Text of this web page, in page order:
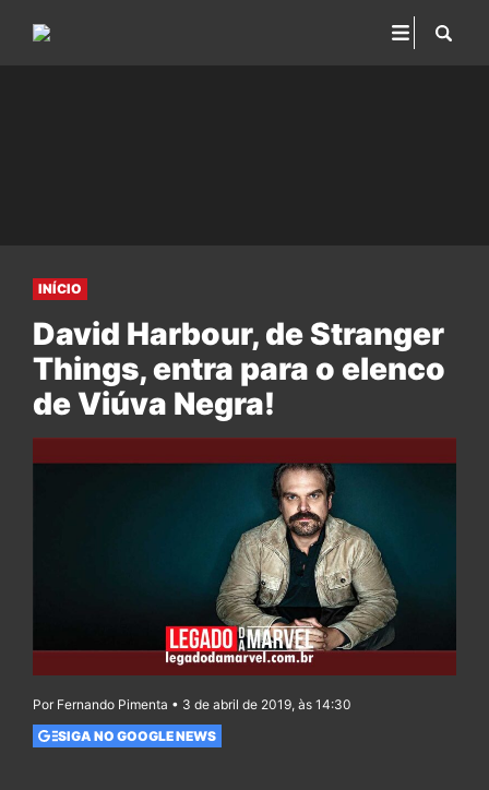
INÍCIO
David Harbour, de Stranger
Things, entra para o elenco
de Viúva Negra!
Por Fernando Pimenta • 3 de abril de 2019, às 14:30
SIGA NO GOOGLE NEWS